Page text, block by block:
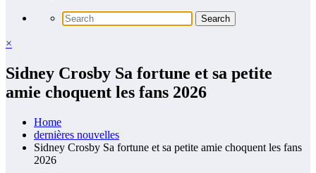
×
Sidney Crosby Sa fortune et sa petite
amie choquent les fans 2026
Home
dernières nouvelles
Sidney Crosby Sa fortune et sa petite amie choquent les fans
2026